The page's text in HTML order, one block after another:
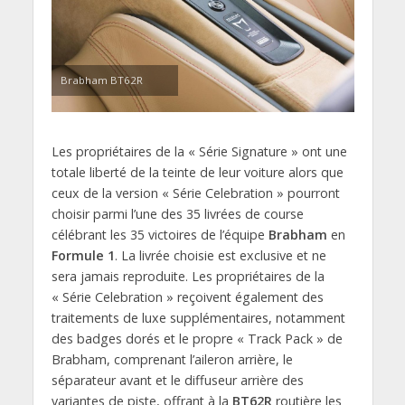
Brabham BT62R
Les propriétaires de la « Série Signature » ont une
totale liberté de la teinte de leur voiture alors que
ceux de la version « Série Celebration » pourront
choisir parmi l’une des 35 livrées de course
célébrant les 35 victoires de l’équipe Brabham en
Formule 1. La livrée choisie est exclusive et ne
sera jamais reproduite. Les propriétaires de la
« Série Celebration » reçoivent également des
traitements de luxe supplémentaires, notamment
des badges dorés et le propre « Track Pack » de
Brabham, comprenant l’aileron arrière, le
séparateur avant et le diffuseur arrière des
variantes de piste, offrant à la BT62Rroutière les